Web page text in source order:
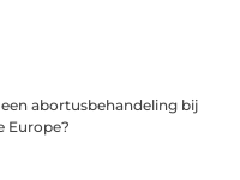
abortusbehandeling bij
Europe?